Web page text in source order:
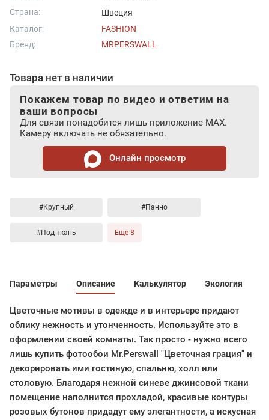
Страна:
Швеция
Каталог:
FASHION
Бренд:
MRPERSWALL
Товара нет в наличии
Покажем товар по видео и ответим на
ваши вопросы
Для связи понадобится лишь приложение MAX.
Камеру включать не обязательно.
Онлайн просмотр
#Крупный #Панно
#Под ткань Еще 8
Параметры Описание Калькулятор Экология
Цветочные мотивы в одежде и в интерьере придают
облику нежность и утонченность. Используйте это в
оформлении своей комнаты. Так просто - нужно всего
лишь купить фотообои Mr.Perswall "Цветочная грация" и
декорировать ими гостиную, спальню, холл или
столовую. Благодаря нежной синеве джинсовой ткани
помещение наполнится прохладой, красивые контуры
розовых бутонов придадут ему элегантности, а искусная